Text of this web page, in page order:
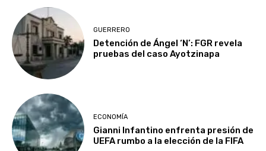
GUERRERO
Detención de Ángel ‘N’: FGR revela
pruebas del caso Ayotzinapa
ECONOMÍA
Gianni Infantino enfrenta presión de
UEFA rumbo a la elección de la FIFA